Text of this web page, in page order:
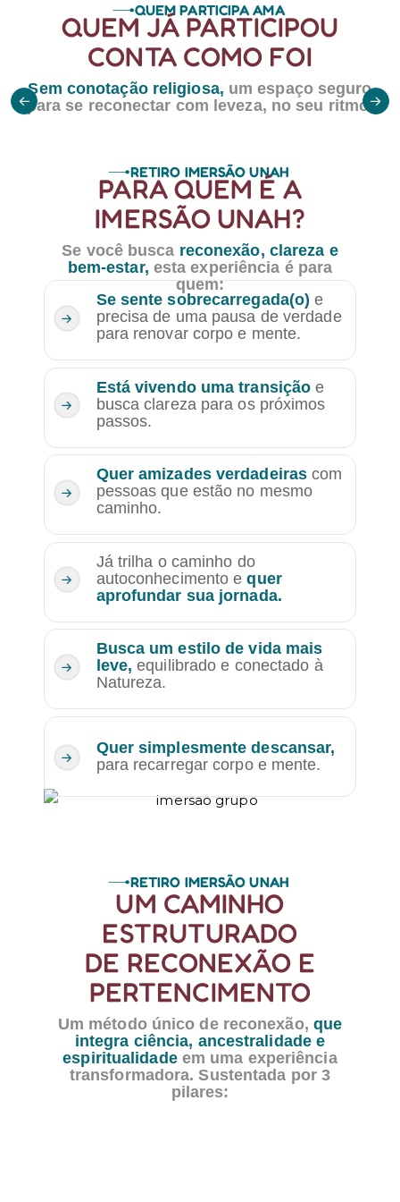
QUEM PARTICIPA AMA
QUEM JÁ PARTICIPOU
CONTA COMO FOI
Sem conotação religiosa, um espaço seguro
para se reconectar com leveza, no seu ritmo.
RETIRO IMERSÃO UNAH
PARA QUEM É A
IMERSÃO UNAH?
Se você busca reconexão, clareza e
bem-estar, esta experiência é para
quem:
Se sente sobrecarregada(o) e
precisa de uma pausa de verdade
para renovar corpo e mente.
Está vivendo uma transição e
busca clareza para os próximos
passos.
Quer amizades verdadeiras com
pessoas que estão no mesmo
caminho.
Já trilha o caminho do
autoconhecimento equer
aprofundar sua jornada.
Busca um estilo de vida mais
leve,equilibrado e conectado à
Natureza.
Quer simplesmente descansar,
para recarregar corpo e mente.
RETIRO IMERSÃO UNAH
UM CAMINHO
ESTRUTURADO
DE RECONEXÃO E
PERTENCIMENTO
Um método único de reconexão, que
integra ciência, ancestralidade e
espiritualidadeem uma experiência
transformadora. Sustentada por 3
pilares: